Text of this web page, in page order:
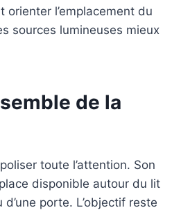
orienter l’emplacement du
sources lumineuses mieux
de la
toute l’attention. Son
disponible autour du lit
porte. L’objectif reste